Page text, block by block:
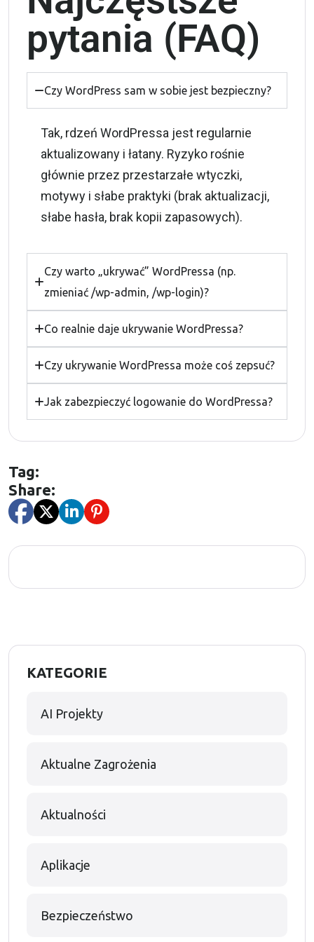
pytania (FAQ)
Czy WordPress sam w sobie jest bezpieczny?
Tak, rdzeń WordPressa jest regularnie
aktualizowany i łatany. Ryzyko rośnie
głównie przez przestarzałe wtyczki,
motywy i słabe praktyki (brak aktualizacji,
słabe hasła, brak kopii zapasowych).
Czy warto „ukrywać” WordPressa (np.
zmieniać /wp-admin, /wp-login)?
Co realnie daje ukrywanie WordPressa?
Czy ukrywanie WordPressa może coś zepsuć?
Jak zabezpieczyć logowanie do WordPressa?
Tag:
Share:
KATEGORIE
AI Projekty
Aktualne Zagrożenia
Aktualności
Aplikacje
Bezpieczeństwo